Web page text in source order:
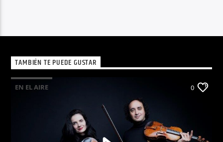
TAMBIÉN TE PUEDE GUSTAR
EN EL AIRE 0